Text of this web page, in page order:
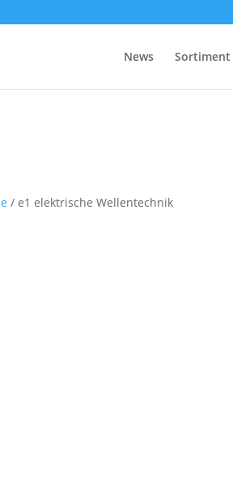
News Sortiment
/ e1 elektrische Wellentechnik